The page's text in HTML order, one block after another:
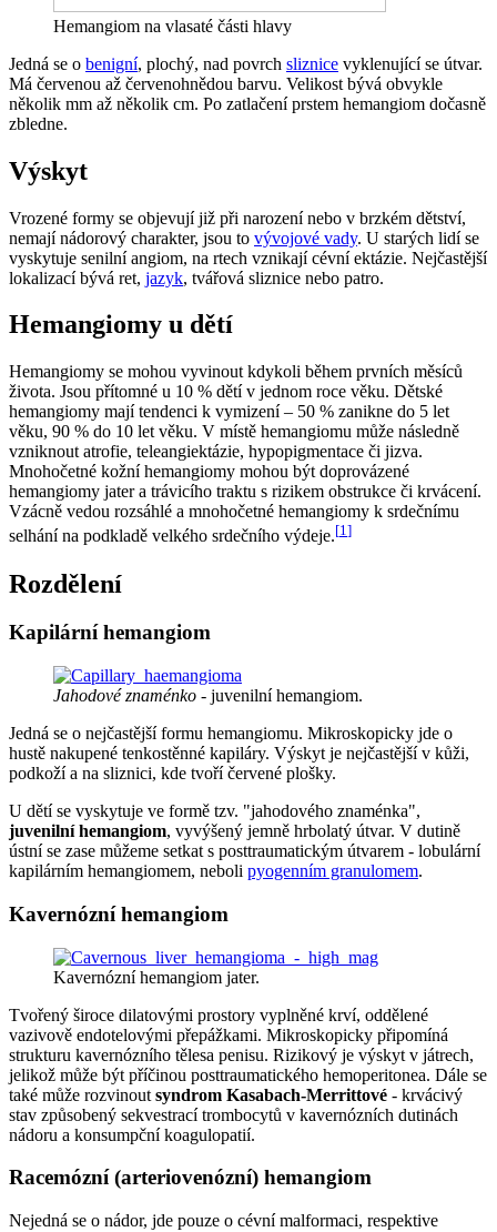
Hemangiom na vlasaté části hlavy
Jedná se o benigní, plochý, nad povrch sliznice vyklenující se útvar.
Má červenou až červenohnědou barvu. Velikost bývá obvykle
několik mm až několik cm. Po zatlačení prstem hemangiom dočasně
zbledne.
Výskyt
Vrozené formy se objevují již při narození nebo v brzkém dětství,
nemají nádorový charakter, jsou to vývojové vady. U starých lidí se
vyskytuje senilní angiom, na rtech vznikají cévní ektázie. Nejčastější
lokalizací bývá ret, jazyk, tvářová sliznice nebo patro.
Hemangiomy u dětí
Hemangiomy se mohou vyvinout kdykoli během prvních měsíců
života. Jsou přítomné u 10 % dětí v jednom roce věku. Dětské
hemangiomy mají tendenci k vymizení – 50 % zanikne do 5 let
věku, 90 % do 10 let věku. V místě hemangiomu může následně
vzniknout atrofie, teleangiektázie, hypopigmentace či jizva.
Mnohočetné kožní hemangiomy mohou být doprovázené
hemangiomy jater a trávicího traktu s rizikem obstrukce či krvácení.
Vzácně vedou rozsáhlé a mnohočetné hemangiomy k srdečnímu
selhání na podkladě velkého srdečního výdeje.[1]
Rozdělení
Kapilární hemangiom
Jahodové znaménko - juvenilní hemangiom.
Jedná se o nejčastější formu hemangiomu. Mikroskopicky jde o
hustě nakupené tenkostěnné kapiláry. Výskyt je nejčastější v kůži,
podkoží a na sliznici, kde tvoří červené plošky.
U dětí se vyskytuje ve formě tzv. "jahodového znaménka",
juvenilní hemangiom, vyvýšený jemně hrbolatý útvar. V dutině
ústní se zase můžeme setkat s posttraumatickým útvarem - lobulární
kapilárním hemangiomem, neboli pyogenním granulomem.
Kavernózní hemangiom
Kavernózní hemangiom jater.
Tvořený široce dilatovými prostory vyplněné krví, oddělené
vazivově endotelovými přepážkami. Mikroskopicky připomíná
strukturu kavernózního tělesa penisu. Rizikový je výskyt v játrech,
jelikož může být příčinou posttraumatického hemoperitonea. Dále se
také může rozvinout syndrom Kasabach-Merrittové - krvácivý
stav způsobený sekvestrací trombocytů v kavernózních dutinách
nádoru a konsumpční koagulopatií.
Racemózní (arteriovenózní) hemangiom
Nejedná se o nádor, jde pouze o cévní malformaci, respektive